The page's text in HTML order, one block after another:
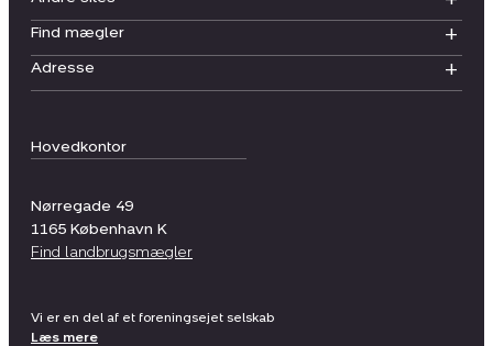
Hovedkontor
Nørregade 49
1165 København K
Find landbrugsmægler
Find mægler
Adresse
Vi er en del af et foreningsejet selskab
Læs mere